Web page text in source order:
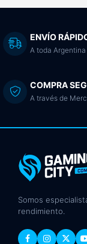
ENVÍO
A toda Argentina
COMPRA
A través de
Somos
rendimiento.